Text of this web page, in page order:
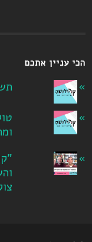
הכי עניין אתכם